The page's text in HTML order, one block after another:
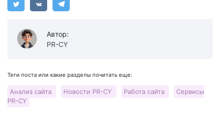
Автор:
PR-CY
Теги поста или какие разделы почитать еще:
Анализ сайта Новости PR-CY Работа сайта
Сервисы
PR-CY